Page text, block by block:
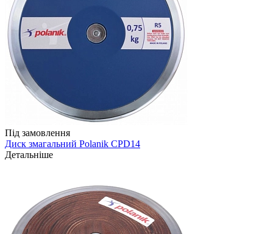
Під замовлення
Диск змагальний Polanik CPD14
Детальніше